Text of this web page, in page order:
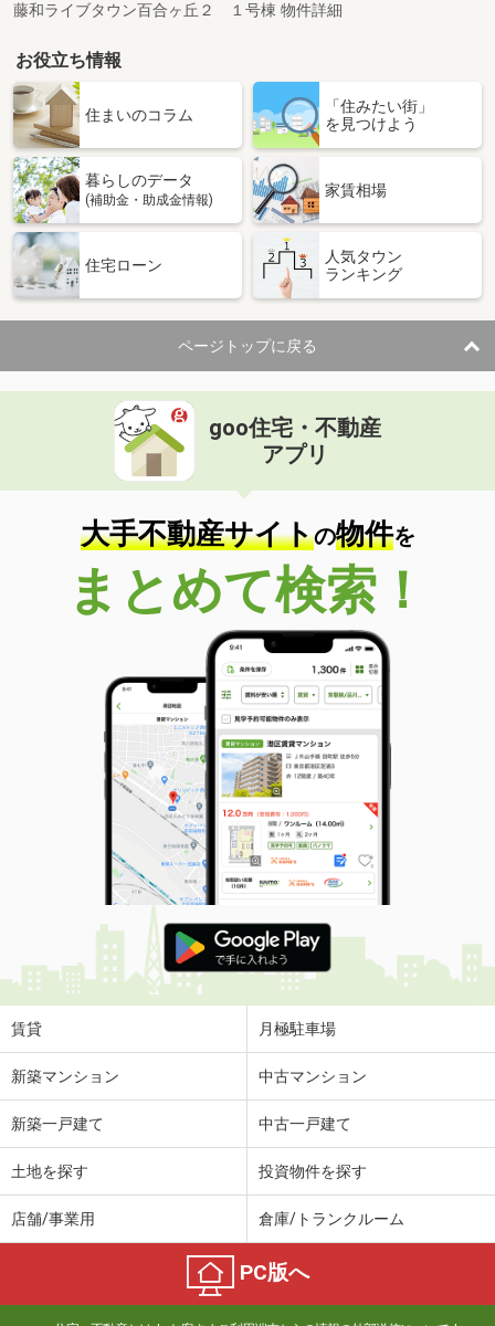
藤和ライブタウン百合ヶ丘２ １号棟 物件詳細
お役立ち情報
住まいのコラム
「住みたい街」
を見つけよう
暮らしのデータ
(補助金・助成金情報)
家賃相場
住宅ローン
人気タウン
ランキング
ページトップに戻る
goo住宅・不動産
アプリ
大手不動産サイトの物件を
まとめて検索！
賃貸 月極駐車場
新築マンション 中古マンション
新築一戸建て 中古一戸建て
土地を探す 投資物件を探す
店舗/事業用 倉庫/トランクルーム
PC版へ